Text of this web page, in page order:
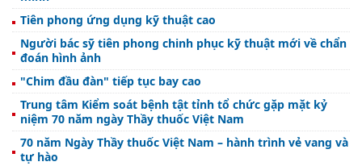
Tiên phong ứng dụng kỹ thuật cao
Người bác sỹ tiên phong chinh phục kỹ thuật mới về chẩn
đoán hình ảnh
"Chim đầu đàn" tiếp tục bay cao
Trung tâm Kiểm soát bệnh tật tỉnh tổ chức gặp mặt kỷ
niệm 70 năm ngày Thầy thuốc Việt Nam
70 năm Ngày Thầy thuốc Việt Nam – hành trình vẻ vang và
tự hào